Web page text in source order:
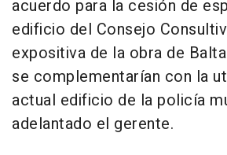
acuerdo para la cesión de
edificio del Consejo
expositiva de la obra de
se complementarían con la
actual edificio de la policía
adelantado el gerente.